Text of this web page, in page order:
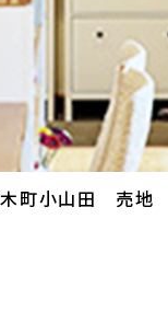
町小山田 売地